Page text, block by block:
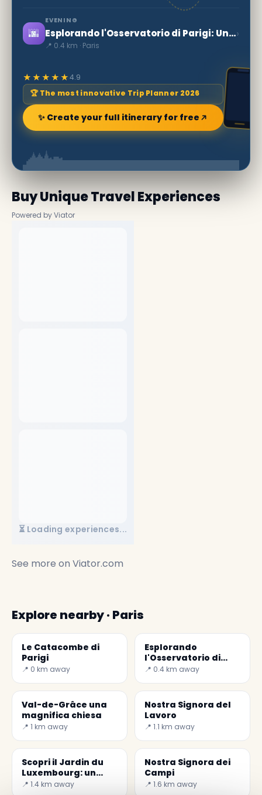
🌆
EVENING
Esplorando l'Osservatorio di Parigi: Un Viaggio nel Cielo
📍 0.4 km · Paris
›
★★★★★4.9
🏆 The most innovative Trip Planner 2026
✨ Create your full itinerary for free
Buy Unique Travel Experiences
Powered by Viator
⏳ Loading experiences...
See more on Viator.com
Explore nearby · Paris
Le Catacombe di
Parigi
📍 0 km away
Esplorando
l'Osservatorio di
Parigi: Un Viaggio
📍 0.4 km away
Val-de-Grâce una
magnifica chiesa
📍 1 km away
Nostra Signora del
Lavoro
📍 1.1 km away
Scopri il Jardin du
Luxembourg: un
angolo di paradiso a
📍 1.4 km away
Nostra Signora dei
Campi
📍 1.6 km away